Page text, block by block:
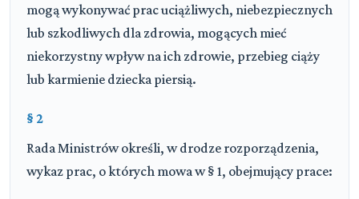
mogą wykonywać prac uciążliwych, niebezpiecznych
lub szkodliwych dla zdrowia, mogących mieć
niekorzystny wpływ na ich zdrowie, przebieg ciąży
lub karmienie dziecka piersią.
§ 2
Rada Ministrów określi, w drodze rozporządzenia,
wykaz prac, o których mowa w § 1, obejmujący prace: